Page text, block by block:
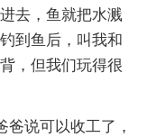
去，鱼就把水溅
到鱼后，叫我和
，但我们玩得很
爸说可以收工了，